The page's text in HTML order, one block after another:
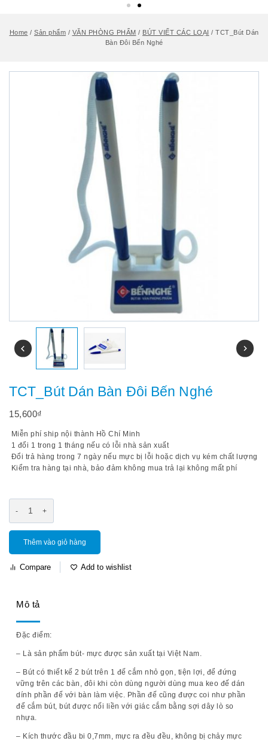
Home / Sản phẩm / VĂN PHÒNG PHẨM / BÚT VIẾT CÁC LOẠI / TCT_Bút Dán
Bàn Đôi Bến Nghé
TCT_Bút Dán Bàn Đôi Bến Nghé
15,600₫
Miễn phí ship nội thành Hồ Chí Minh
1 đổi 1 trong 1 tháng nếu có lỗi nhà sản xuất
Đổi trả hàng trong 7 ngày nếu mực bị lỗi hoặc dịch vụ kém chất lượng
Kiểm tra hàng tại nhà, bảo đảm không mua trả lại không mất phí
Thêm vào giỏ hàng
Compare Add to wishlist
Mô tả
Đặc điểm:
– Là sản phẩm bút- mực được sản xuất tại Việt Nam.
– Bút có thiết kế 2 bút trên 1 đế cắm nhỏ gọn, tiện lợi, để đứng
vững trên các bàn, đôi khi còn dùng người dùng mua keo đế dán
dính phần đế với bàn làm việc. Phần đế cũng được coi như phần
để cắm bút, bút được nối liền với giác cắm bằng sợi dây lò so
nhựa.
– Kích thước đầu bi 0,7mm, mực ra đều đều, không bị chảy mực